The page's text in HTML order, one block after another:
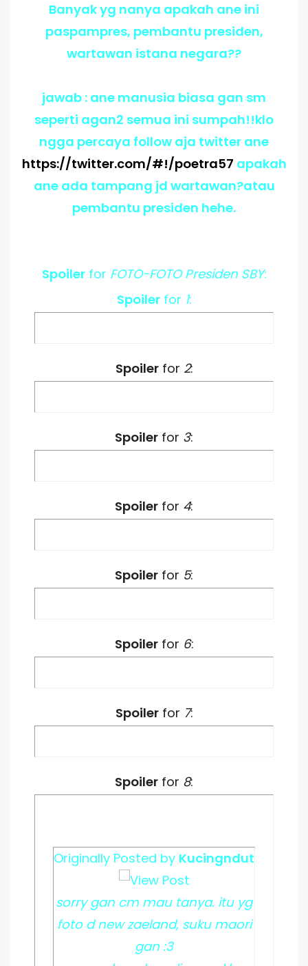
Banyak yg nanya apakah ane ini
paspampres, pembantu presiden,
wartawan istana negara??
jawab : ane manusia biasa gan sm
seperti agan2 semua ini sumpah!!klo
ngga percaya follow aja twitter ane
https://twitter.com/#!/poetra57 apakah
ane ada tampang jd wartawan?atau
pembantu presiden hehe.
Spoilerfor FOTO-FOTO Presiden SBY:
Spoilerfor 1:
Spoilerfor 2:
Spoiler for 3:
Spoiler for 4:
Spoiler for 5:
Spoilerfor 6:
Spoilerfor 7:
Spoiler for 8:
Originally Posted by Kucingndut
sorry gan cm mau tanya. itu yg
foto d new zaeland, suku maori
gan :3